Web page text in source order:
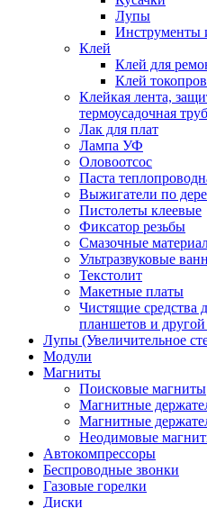
Лупы
Инструменты
Клей
Клей для
Клей
Клейкая лента,
термоусадочная
Лак для плат
Лампа УФ
Оловоотсос
Паста
Выжигатели по
Пистолеты клеевые
Фиксатор резьбы
Смазочные
Ультразвуковые
Текстолит
Макетные платы
Чистящие средства
планшетов и
Лупы (Увеличительное
Модули
Магниты
Поисковые магниты
Магнитные
Магнитные
Неодимовые
Автокомпрессоры
Беспроводные звонки
Газовые горелки
Диски